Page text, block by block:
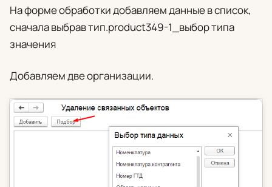
На форме обработки добавляем данные в список,
сначала выбрав тип.product349-1_выбор типа
значения
Добавляем две организации.